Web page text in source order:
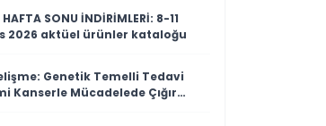
SONU İNDİRİMLERİ: 8-11
2026 aktüel ürünler kataloğu
Genetik Temelli Tedavi
Kanserle Mücadelede Çığır